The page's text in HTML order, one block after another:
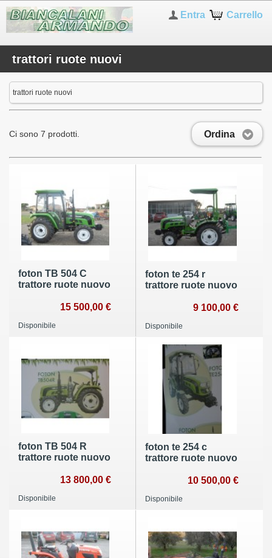
Carrello
Entra
trattori ruote nuovi
trattori ruote nuovi
Ordina
Ci sono 7 prodotti.
foton TB 504 C
trattore ruote nuovo
15 500,00 €
Disponibile
foton te 254 r
trattore ruote nuovo
9 100,00 €
Disponibile
foton TB 504 R
trattore ruote nuovo
13 800,00 €
Disponibile
foton te 254 c
trattore ruote nuovo
10 500,00 €
Disponibile